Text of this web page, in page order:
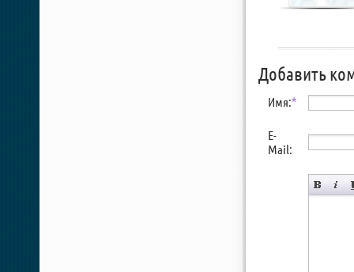
Добавить
Имя:*
E-
Mail: